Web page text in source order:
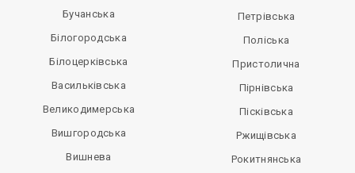
Бучанська
Білогородська
Білоцерківська
Васильківська
Великодимерська
Вишгородська
Вишнева
Петрівська
Поліська
Пристолична
Пірнівська
Пісківська
Ржищівська
Рокитнянська